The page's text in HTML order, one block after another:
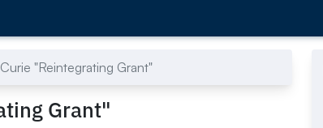
"Reintegrating Grant"
Grant"